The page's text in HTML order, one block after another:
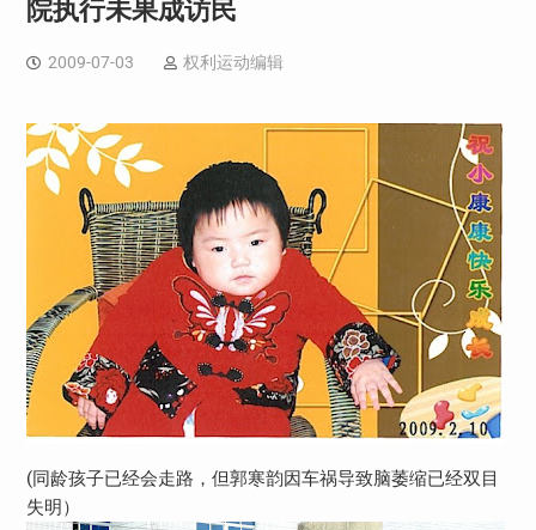
院执行未果成访民
2009-07-03 权利运动编辑
(同龄孩子已经会走路，但郭寒韵因车祸导致脑萎缩已经双目
失明）